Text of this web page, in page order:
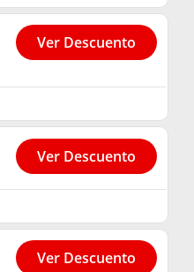
Ver Descuento
Ver Descuento
Ver Descuento